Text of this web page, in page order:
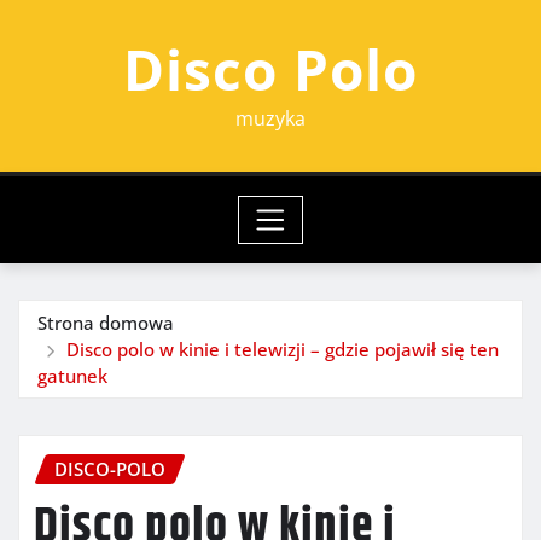
Disco Polo
muzyka
Strona domowa
Disco polo w kinie i telewizji – gdzie pojawił się ten
gatunek
DISCO-POLO